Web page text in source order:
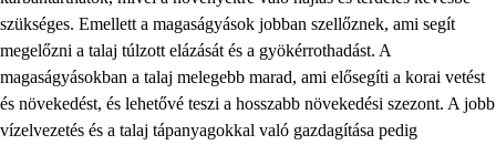
szükséges. Emellett a magaságyások jobban szellőznek, ami segít
megelőzni a talaj túlzott elázását és a gyökérrothadást. A
magaságyásokban a talaj melegebb marad, ami elősegíti a korai vetést
és növekedést, és lehetővé teszi a hosszabb növekedési szezont. A jobb
vízelvezetés és a talaj tápanyagokkal való gazdagítása pedig